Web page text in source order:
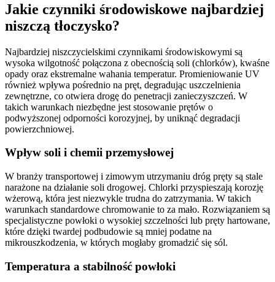
Jakie czynniki środowiskowe najbardziej
niszczą tłoczysko?
Najbardziej niszczycielskimi czynnikami środowiskowymi są
wysoka wilgotność połączona z obecnością soli (chlorków), kwaśne
opady oraz ekstremalne wahania temperatur. Promieniowanie UV
również wpływa pośrednio na pręt, degradując uszczelnienia
zewnętrzne, co otwiera drogę do penetracji zanieczyszczeń. W
takich warunkach niezbędne jest stosowanie prętów o
podwyższonej odporności korozyjnej, by uniknąć degradacji
powierzchniowej.
Wpływ soli i chemii przemysłowej
W branży transportowej i zimowym utrzymaniu dróg pręty są stale
narażone na działanie soli drogowej. Chlorki przyspieszają korozję
wżerową, która jest niezwykle trudna do zatrzymania. W takich
warunkach standardowe chromowanie to za mało. Rozwiązaniem są
specjalistyczne powłoki o wysokiej szczelności lub pręty hartowane,
które dzięki twardej podbudowie są mniej podatne na
mikrouszkodzenia, w których mogłaby gromadzić się sól.
Temperatura a stabilność powłoki